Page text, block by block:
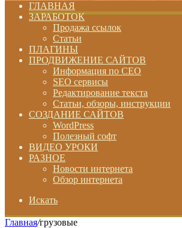
ГЛАВНАЯ
ЗАРАБОТОК
Продажа ссылок
Статьи
ПЛАГИНЫ
ПРОДВИЖЕНИЕ САЙТОВ
Информация по СЕО
SEO сервисы
Редактирование текста
Статьи, обзоры, инструкции
СОЗДАНИЕ САЙТОВ
WordPress
Полезный софт
ВИДЕО УРОКИ
РАЗНОЕ
Новости интернета
Обзор интернета
Искать
Главная/грузовые